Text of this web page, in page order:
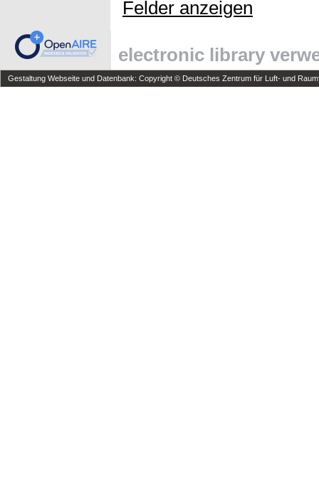
Felder anzeigen
electronic library
Gestaltung Webseite und Datenbank: Copyright © Deutsches Zentrum für Luft- und